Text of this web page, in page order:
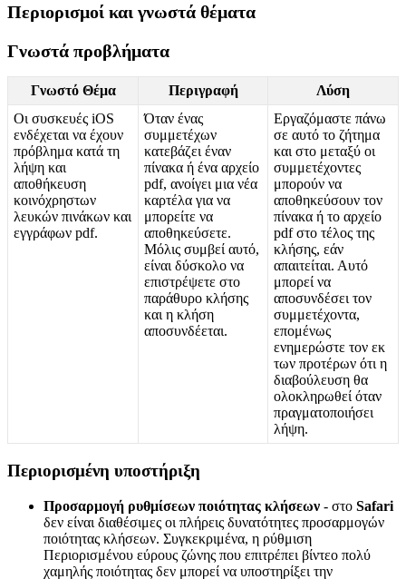
Περιορισμοί και γνωστά θέματα
Γνωστά προβλήματα
Γνωστό Θέμα Περιγραφή Λύση
Οι συσκευές iOS
ενδέχεται να έχουν
πρόβλημα κατά τη
λήψη και
αποθήκευση
κοινόχρηστων
λευκών πινάκων και
εγγράφων pdf.
Όταν ένας
συμμετέχων
κατεβάζει έναν
πίνακα ή ένα αρχείο
pdf, ανοίγει μια νέα
καρτέλα για να
μπορείτε να
αποθηκεύσετε.
Μόλις συμβεί αυτό,
είναι δύσκολο να
επιστρέψετε στο
παράθυρο κλήσης
και η κλήση
αποσυνδέεται.
Εργαζόμαστε πάνω
σε αυτό το ζήτημα
και στο μεταξύ οι
συμμετέχοντες
μπορούν να
αποθηκεύσουν τον
πίνακα ή το αρχείο
pdf στο τέλος της
κλήσης, εάν
απαιτείται. Αυτό
μπορεί να
αποσυνδέσει τον
συμμετέχοντα,
επομένως
ενημερώστε τον εκ
των προτέρων ότι η
διαβούλευση θα
ολοκληρωθεί όταν
πραγματοποιήσει
λήψη.
Περιορισμένη υποστήριξη
Προσαρμογή ρυθμίσεων ποιότητας κλήσεων - στο Safari
δεν είναι διαθέσιμες οι πλήρεις δυνατότητες προσαρμογών
ποιότητας κλήσεων. Συγκεκριμένα, η ρύθμιση
Περιορισμένου εύρους ζώνης που επιτρέπει βίντεο πολύ
χαμηλής ποιότητας δεν μπορεί να υποστηρίξει την